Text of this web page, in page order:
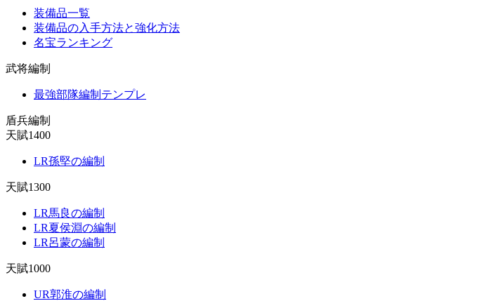
装備品一覧
装備品の入手方法と強化方法
名宝ランキング
武将編制
最強部隊編制テンプレ
盾兵編制
天賦1400
LR孫堅の編制
天賦1300
LR馬良の編制
LR夏侯淵の編制
LR呂蒙の編制
天賦1000
UR郭淮の編制